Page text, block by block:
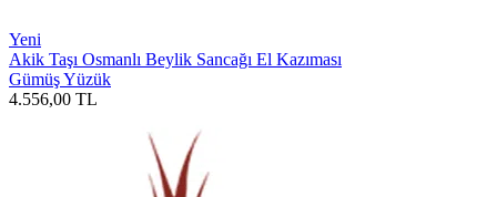
Yeni
Akik Taşı Osmanlı Beylik Sancağı El Kazıması
Gümüş Yüzük
4.556,00 TL